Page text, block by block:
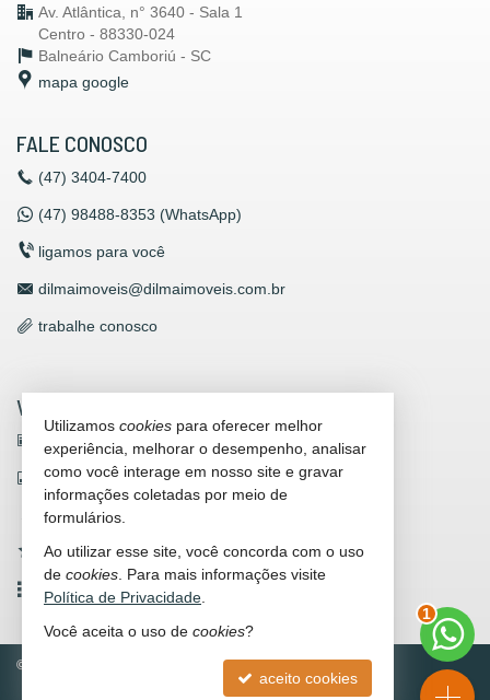
Av. Atlântica, n° 3640 - Sala 1
Centro - 88330-024
Balneário Camboriú - SC
mapa google
FALE CONOSCO
(47) 3404-7400
(47) 98488-8353 (WhatsApp)
ligamos para você
dilmaimoveis@dilmaimoveis.com.br
trabalhe conosco
VEJA MAIS
receba nosso newsletter
indicadores financeiros
cadastre seu imóvel
imóveis favoritos
mapa de imóveis
© Política de Privacidade
1
Utilizamos cookies para oferecer melhor
experiência, melhorar o desempenho, analisar
como você interage em nosso site e gravar
informações coletadas por meio de
formulários.
Ao utilizar esse site, você concorda com o uso
de cookies . Para mais informações visite
Política de Privacidade
Você aceita o uso de cookies?
aceito cookies